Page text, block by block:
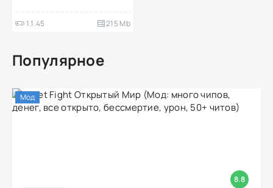
1.1.45 215 Mb
Популярное
8.8
Мод